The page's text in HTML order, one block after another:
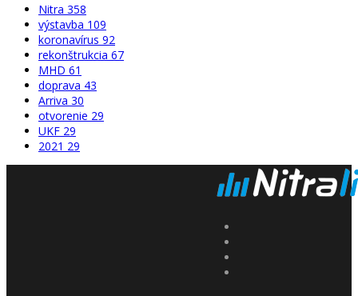
Nitra 358
výstavba 109
koronavírus 92
rekonštrukcia 67
MHD 61
doprava 43
Arriva 30
otvorenie 29
UKF 29
2021 29